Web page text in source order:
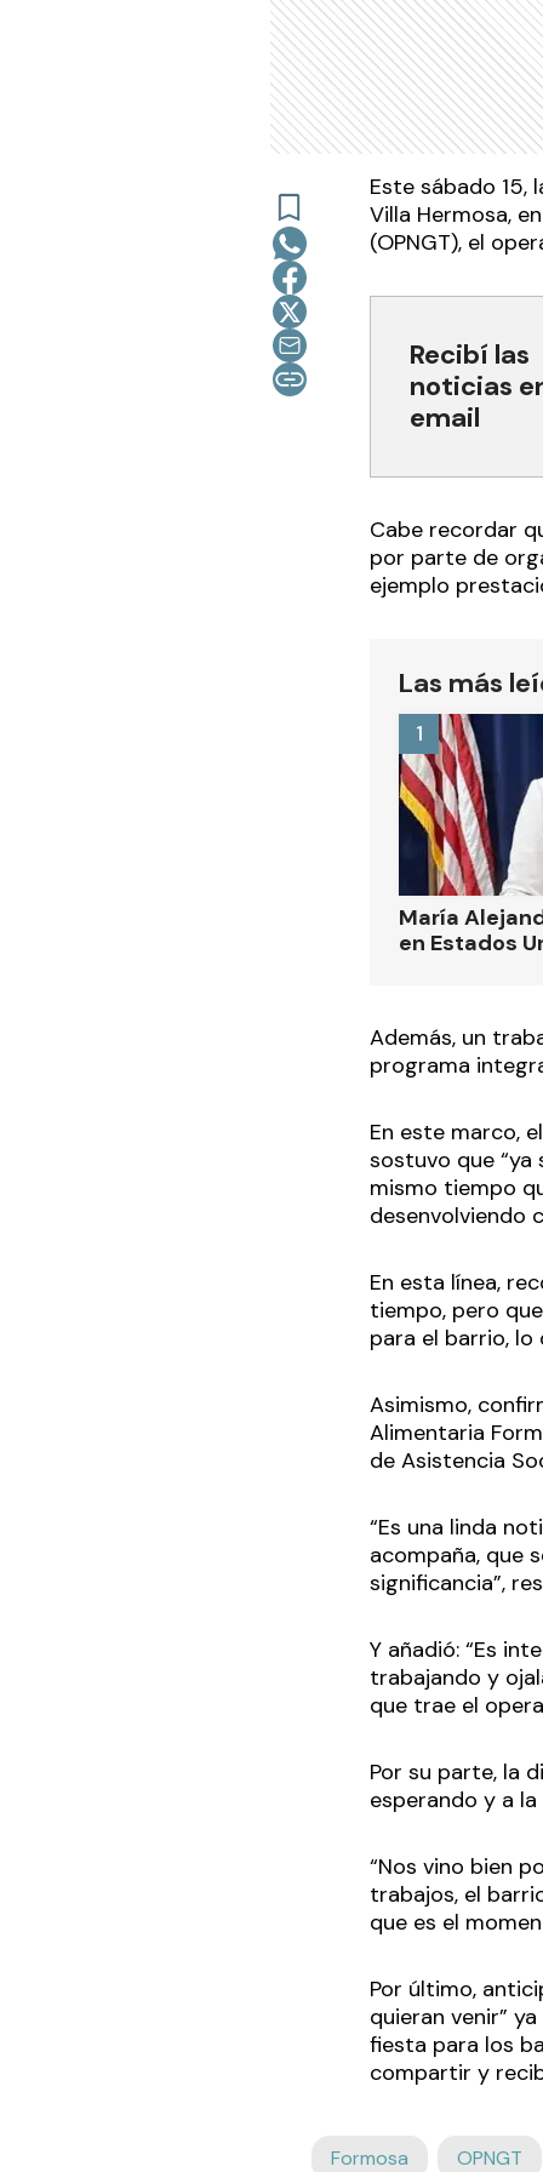
Este sábado 15,
Villa Hermosa,
(OPNGT), el
Recibí las
noticias
email
Cabe recordar
por parte de
ejemplo
Las más
María
en Estados
1
Además, un
programa
En este marco,
sostuvo que “ya
mismo tiempo
desenvolviendo
En esta línea,
tiempo, pero
para el barrio,
Asimismo,
Alimentaria
de Asistencia
“Es una linda
acompaña, que
significancia”,
Y añadió: “Es
trabajando y
que trae el
Por su parte, la
esperando y a
“Nos vino bien
trabajos, el
que es el
Por último,
quieran venir”
fiesta para los
compartir y
Formosa OPNGT